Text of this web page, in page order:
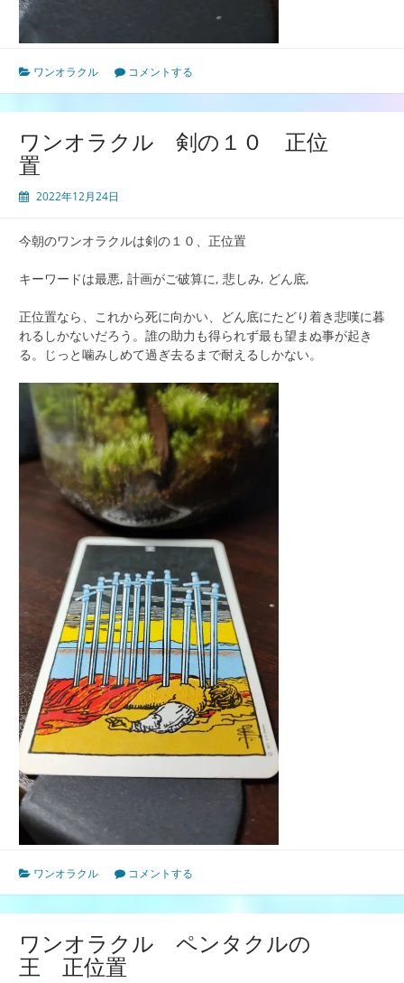
ワンオラクル コメントする
ワンオラクル 剣の１０ 正位
置
2022年12月24日
今朝のワンオラクルは剣の１０、正位置
キーワードは最悪, 計画がご破算に, 悲しみ, どん底,
正位置なら、これから死に向かい、どん底にたどり着き悲嘆に暮
れるしかないだろう。誰の助力も得られず最も望まぬ事が起き
る。じっと噛みしめて過ぎ去るまで耐えるしかない。
ワンオラクル コメントする
ワンオラクル ペンタクルの
王 正位置